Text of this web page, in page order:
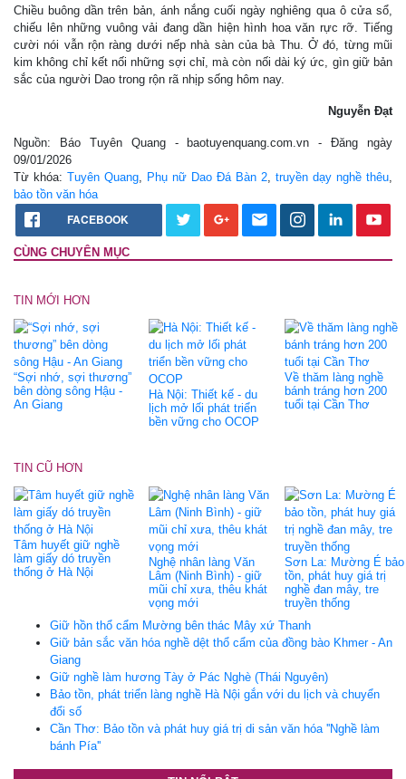
Chiều buông dần trên bản, ánh nắng cuối ngày nghiêng qua ô cửa sổ,
chiếu lên những vuông vải đang dần hiện hình hoa văn rực rỡ. Tiếng
cười nói vẫn rộn ràng dưới nếp nhà sàn của bà Thu. Ở đó, từng mũi
kim không chỉ kết nối những sợi chỉ, mà còn nối dài ký ức, gìn giữ bản
sắc của người Dao trong rộn rã nhịp sống hôm nay.
Nguyễn Đạt
Nguồn: Báo Tuyên Quang - baotuyenquang.com.vn - Đăng ngày
09/01/2026
Từ khóa: Tuyên Quang, Phụ nữ Dao Đá Bàn 2, truyền dạy nghề thêu,
bảo tồn văn hóa
FACEBOOK
CÙNG CHUYÊN MỤC
TIN MỚI HƠN
“Sợi nhớ, sợi thương”
bên dòng sông Hậu -
An Giang
Hà Nội: Thiết kế - du
lịch mở lối phát triển
bền vững cho OCOP
Về thăm làng nghề
bánh tráng hơn 200
tuổi tại Cần Thơ
TIN CŨ HƠN
Tâm huyết giữ nghề
làm giấy dó truyền
thống ở Hà Nội
Nghệ nhân làng Văn
Lâm (Ninh Bình) - giữ
mũi chỉ xưa, thêu khát
vọng mới
Sơn La: Mường É bảo
tồn, phát huy giá trị
nghề đan mây, tre
truyền thống
Giữ hồn thổ cẩm Mường bên thác Mây xứ Thanh
Giữ bản sắc văn hóa nghề dệt thổ cẩm của đồng bào Khmer - An
Giang
Giữ nghề làm hương Tày ở Pác Nghè (Thái Nguyên)
Bảo tồn, phát triển làng nghề Hà Nội gắn với du lịch và chuyển
đổi số
Cần Thơ: Bảo tồn và phát huy giá trị di sản văn hóa ''Nghề làm
bánh Pía''